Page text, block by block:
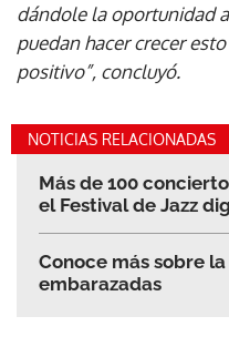
dándole la oportunidad
puedan hacer crecer
positivo”, concluyó.
NOTICIAS RELACIONADAS
Más de 100
el Festival de Jazz
Conoce más sobre
embarazadas